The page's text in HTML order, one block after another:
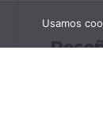
Usamos